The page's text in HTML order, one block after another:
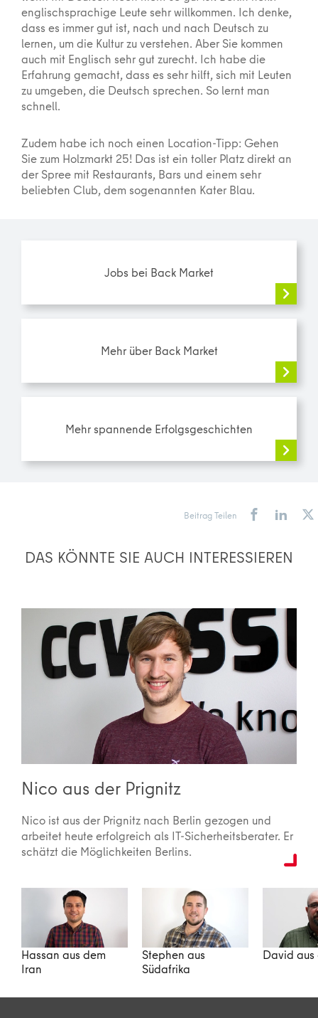
englischsprachige Leute sehr willkommen. Ich denke,
dass es immer gut ist, nach und nach Deutsch zu
lernen, um die Kultur zu verstehen. Aber Sie kommen
auch mit Englisch sehr gut zurecht. Ich habe die
Erfahrung gemacht, dass es sehr hilft, sich mit Leuten
zu umgeben, die Deutsch sprechen. So lernt man
schnell.
Zudem habe ich noch einen Location-Tipp: Gehen
Sie zum Holzmarkt 25! Das ist ein toller Platz direkt an
der Spree mit Restaurants, Bars und einem sehr
beliebten Club, dem sogenannten Kater Blau.
Jobs bei Back Market
Mehr über Back Market
Mehr spannende Erfolgsgeschichten
Beitrag Teilen
DAS KÖNNTE SIE AUCH INTERESSIEREN
Nico aus der Prignitz
Nico ist aus der Prignitz nach Berlin gezogen und
arbeitet heute erfolgreich als IT-Sicherheitsberater. Er
schätzt die Möglichkeiten Berlins.
Hassan aus dem
Iran
Stephen aus
Südafrika
David aus